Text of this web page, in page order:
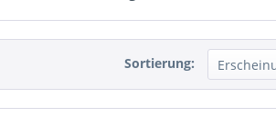
Sortierung: